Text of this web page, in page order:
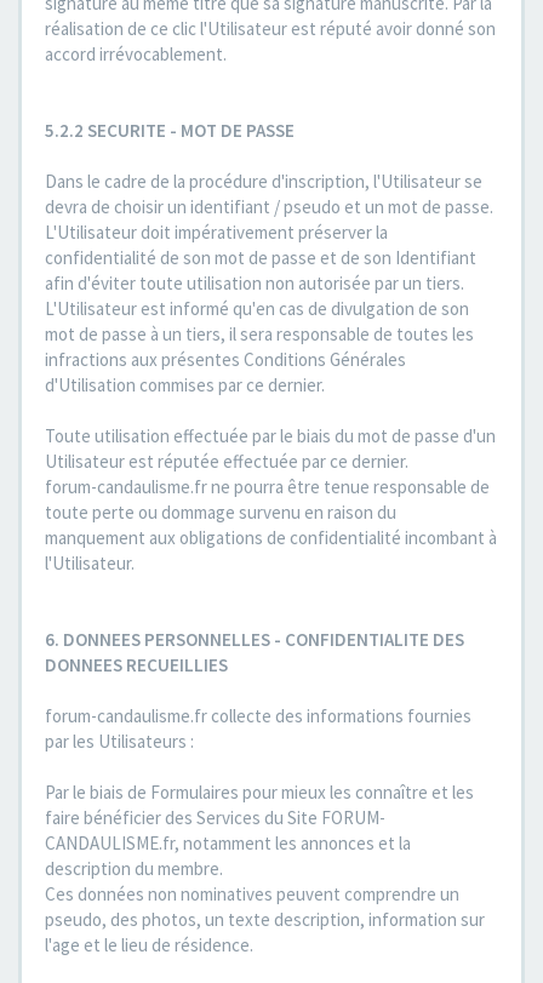
réalisation de ce clic l'Utilisateur est réputé avoir donné son
accord irrévocablement.
5.2.2 SECURITE - MOT DE PASSE
Dans le cadre de la procédure d'inscription, l'Utilisateur se
devra de choisir un identifiant / pseudo et un mot de passe.
L'Utilisateur doit impérativement préserver la
confidentialité de son mot de passe et de son Identifiant
afin d'éviter toute utilisation non autorisée par un tiers.
L'Utilisateur est informé qu'en cas de divulgation de son
mot de passe à un tiers, il sera responsable de toutes les
infractions aux présentes Conditions Générales
d'Utilisation commises par ce dernier.
Toute utilisation effectuée par le biais du mot de passe d'un
Utilisateur est réputée effectuée par ce dernier.
forum-candaulisme.fr ne pourra être tenue responsable de
toute perte ou dommage survenu en raison du
manquement aux obligations de confidentialité incombant à
l'Utilisateur.
6. DONNEES PERSONNELLES - CONFIDENTIALITE DES
DONNEES RECUEILLIES
forum-candaulisme.fr collecte des informations fournies
par les Utilisateurs :
Par le biais de Formulaires pour mieux les connaître et les
faire bénéficier des Services du Site FORUM-
CANDAULISME.fr, notamment les annonces et la
description du membre.
Ces données non nominatives peuvent comprendre un
pseudo, des photos, un texte description, information sur
l'age et le lieu de résidence.